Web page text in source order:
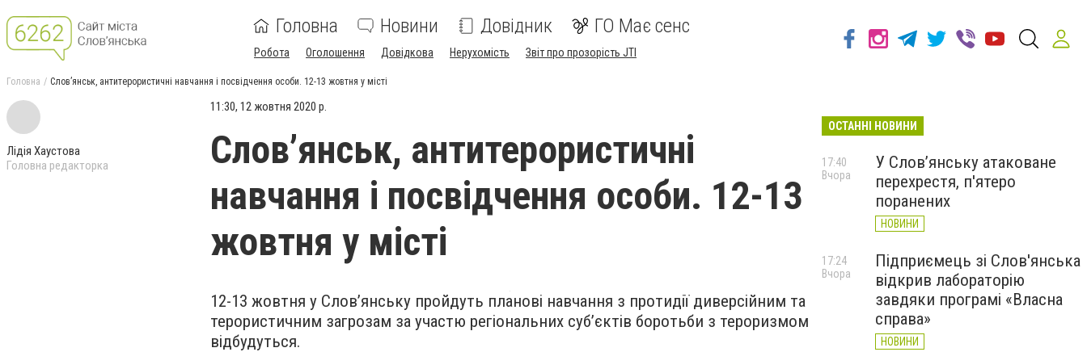
Головна Новини Довідник ГО Має сенс
Робота Оголошення Довідкова Нерухомість Звіт про прозорість JTI
Головна Слов’янськ, антитерористичні навчання і посвідчення особи. 12-13 жовтня у місті
Лідія Хаустова
Головна редакторка
11:30, 12 жовтня 2020 р.
Слов’янськ, антитерористичні
навчання і посвідчення особи. 12-13
жовтня у місті
12-13 жовтня у Слов’янську пройдуть планові навчання з протидії диверсійним та
терористичним загрозам за участю регіональних суб’єктів боротьби з тероризмом
відбудуться.
ОСТАННІ НОВИНИ
У Слов’янську атаковане
перехрестя, п'ятеро
поранених
НОВИНИ
17:40
Вчора
Підприємець зі Слов'янська
відкрив лабораторію
завдяки програмі «Власна
справа»
НОВИНИ
17:24
Вчора